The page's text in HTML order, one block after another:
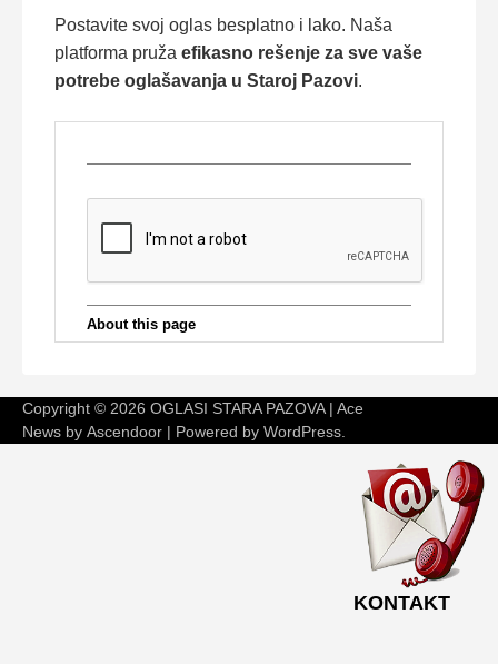
Postavite svoj oglas besplatno i lako. Naša
platforma pruža efikasno rešenje za sve vaše
potrebe oglašavanja u Staroj Pazovi.
Copyright © 2026 OGLASI STARA PAZOVA| Ace
News by Ascendoor | Powered by WordPress
KONTAKT